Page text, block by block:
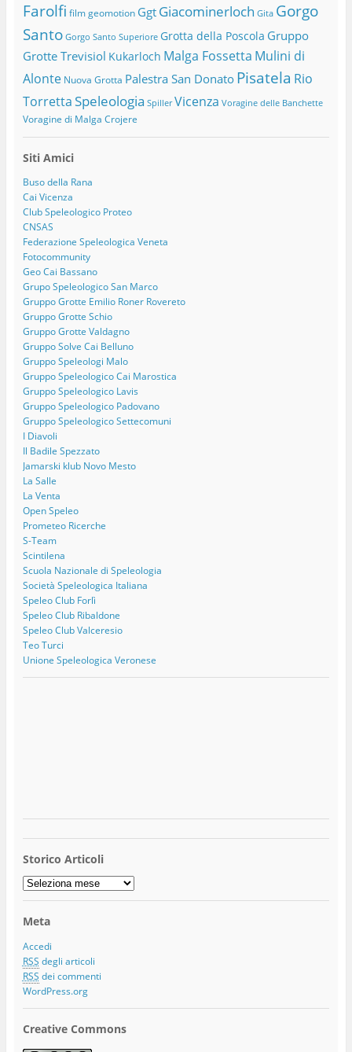
Farolfi film geomotion Ggt Giacominerloch Gita Gorgo
Santo Gorgo Santo Superiore Grotta della Poscola Gruppo
Grotte Trevisiol Kukarloch Malga Fossetta Mulini di
Alonte Nuova Grotta Palestra San Donato Pisatela Rio
TorrettaSpeleologia Spiller Vicenza Voragine delle Banchette
Voragine di Malga Crojere
Siti Amici
Buso della Rana
Cai Vicenza
Club Speleologico Proteo
CNSAS
Federazione Speleologica Veneta
Fotocommunity
Geo Cai Bassano
Grupo Speleologico San Marco
Gruppo Grotte Emilio Roner Rovereto
Gruppo Grotte Schio
Gruppo Grotte Valdagno
Gruppo Solve Cai Belluno
Gruppo Speleologi Malo
Gruppo Speleologico Cai Marostica
Gruppo Speleologico Lavis
Gruppo Speleologico Padovano
Gruppo Speleologico Settecomuni
I Diavoli
Il Badile Spezzato
Jamarski klub Novo Mesto
La Salle
La Venta
Open Speleo
Prometeo Ricerche
S-Team
Scintilena
Scuola Nazionale di Speleologia
Società Speleologica Italiana
Speleo Club Forlì
Speleo Club Ribaldone
Speleo Club Valceresio
Teo Turci
Unione Speleologica Veronese
Storico Articoli
Storico
Articoli
Meta
Accedi
RSS degli articoli
RSS dei commenti
WordPress.org
Creative Commons